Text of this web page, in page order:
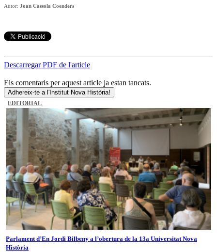
Autor: Joan Cassola Coenders
Descarregar PDF de l'article
Els comentaris per aquest article ja estan tancats.
Adhereix-te a l'Institut Nova Història!
EDITORIAL
Parlament d’En Jordi Bilbeny a l’obertura de la 13a Universitat Nova
Història